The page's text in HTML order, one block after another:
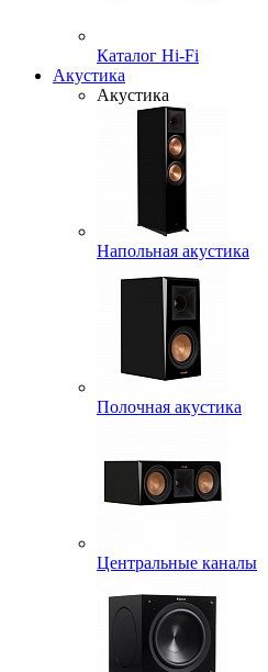
Каталог Hi-Fi
Акустика
Акустика
Напольная акустика
Полочная акустика
Центральные каналы